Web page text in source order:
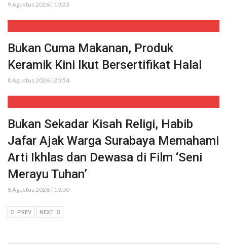
9 Agustus 2026 | 10:23
Bukan Cuma Makanan, Produk
Keramik Kini Ikut Bersertifikat Halal
8 Agustus 2026 | 20:54
Bukan Sekadar Kisah Religi, Habib
Jafar Ajak Warga Surabaya Memahami
Arti Ikhlas dan Dewasa di Film ‘Seni
Merayu Tuhan’
8 Agustus 2026 | 10:50
PREV NEXT